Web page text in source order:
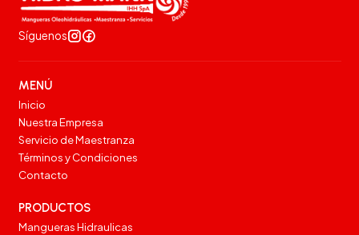
Síguenos
MENÚ
Inicio
Nuestra Empresa
Servicio de Maestranza
Términos y Condiciones
Contacto
PRODUCTOS
Mangueras Hidraulicas